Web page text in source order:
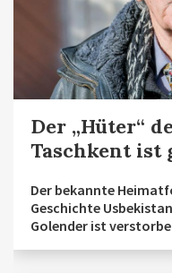
Der „Hüter“
Taschkent ist
Der bekannte
Geschichte
Golender ist